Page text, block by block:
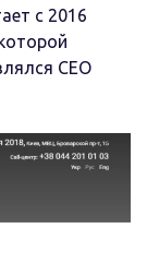
с 2016
CEO